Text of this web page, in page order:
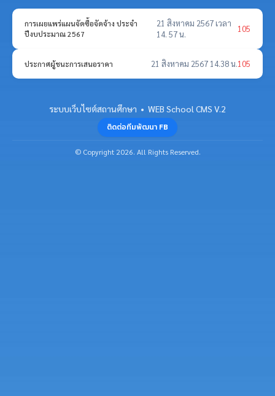
การเผยแพร่แผนจัดซื้อจัดจ้าง ประจำ
ปีงบประมาณ 2567
21 สิงหาคม 2567 เวลา
14. 57 น.
105
ประกาศผู้ชนะการเสนอราคา 21 สิงหาคม 2567 14.38 น.105
ระบบเว็บไซต์สถานศึกษา • WEB School CMS V.2
ติดต่อทีมพัฒนา FB
© Copyright 2026. All Rights Reserved.